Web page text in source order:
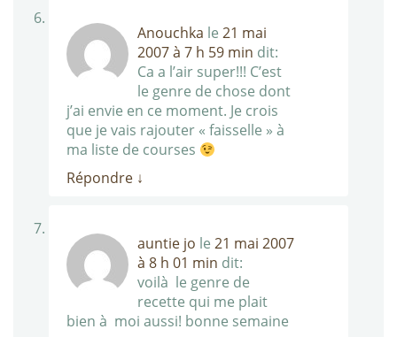
Anouchka le 21 mai
2007 à 7 h 59 min dit:
Ca a l’air super!!! C’est
le genre de chose dont
j’ai envie en ce moment. Je crois
que je vais rajouter « faisselle » à
ma liste de courses
Répondre ↓
auntie jo le 21 mai 2007
à 8 h 01 min dit:
voilà le genre de
recette qui me plait
bien à moi aussi! bonne semaine